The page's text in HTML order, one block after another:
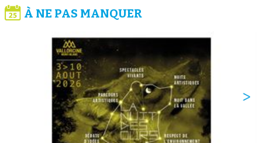
À NE PAS MANQUER